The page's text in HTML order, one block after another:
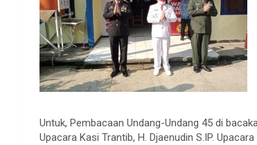
Untuk, Pembacaan Undang-Undang 45 di
Upacara Kasi Trantib, H. Djaenudin S.IP.